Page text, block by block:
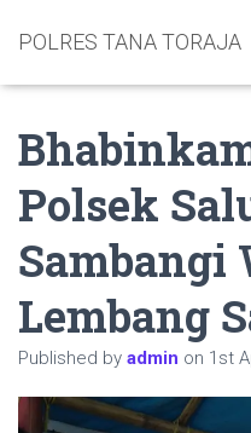
POLRES TANA TORAJA
Polsek
Sambangi
Lembang
Published by admin on 1st